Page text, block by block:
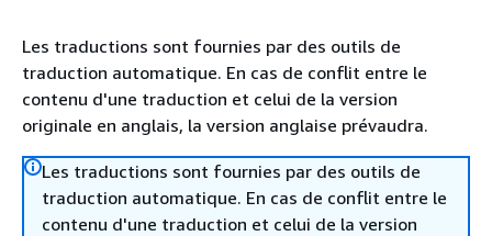
Les traductions sont fournies par des outils de
traduction automatique. En cas de conflit entre le
contenu d'une traduction et celui de la version
originale en anglais, la version anglaise prévaudra.
Les traductions sont fournies par des outils de
traduction automatique. En cas de conflit entre le
contenu d'une traduction et celui de la version